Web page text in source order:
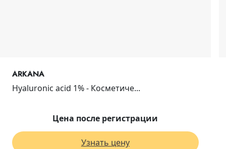
ARKANA
Hyaluronic acid 1% - Косметиче...
Цена после регистрации
Узнать цену